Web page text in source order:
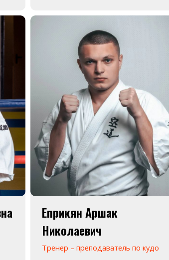
Еприкян Аршак
Николаевич
Тренер – преподаватель по кудо